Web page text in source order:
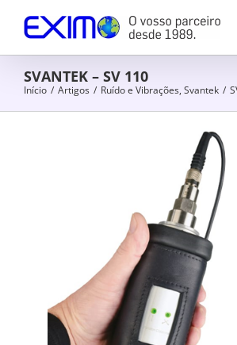
content
SVANTEK – SV 110
Início / Artigos / Ruído e Vibrações, Svantek /